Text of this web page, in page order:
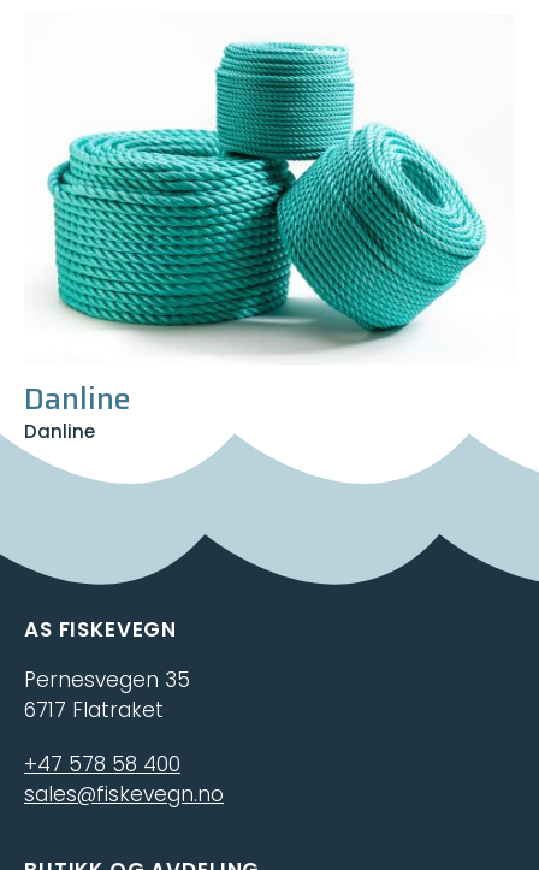
Danline
Danline
AS FISKEVEGN
Pernesvegen 35
6717 Flatraket
+47 578 58 400
sales@fiskevegn.no